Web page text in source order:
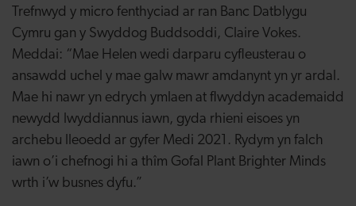
Trefnwyd y micro fenthyciad ar ran Banc Datblygu
Cymru gan y Swyddog Buddsoddi, Claire Vokes.
Meddai: “Mae Helen wedi darparu cyfleusterau o
ansawdd uchel y mae galw mawr amdanynt yn yr ardal.
Mae hi nawr yn edrych ymlaen at flwyddyn academaidd
newydd lwyddiannus iawn, gyda rhieni eisoes yn
archebu lleoedd ar gyfer Medi 2021. Rydym yn falch
iawn o’i chefnogi hi a thîm Gofal Plant Brighter Minds
wrth i’w busnes dyfu.”